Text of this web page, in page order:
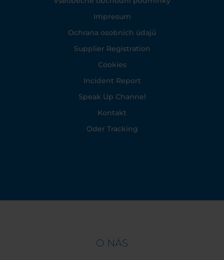
Impresum
Ochrana osobních údajů
Supplier Registration
Cookies
Incident Report
Speak Up Channel
Kontakt
Oder Tracking
O NÁS